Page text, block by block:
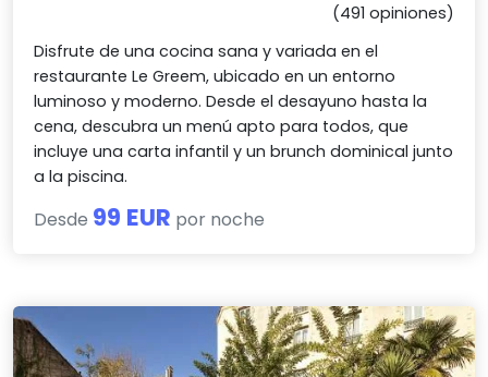
(491 opiniones)
Disfrute de una cocina sana y variada en el
restaurante Le Greem, ubicado en un entorno
luminoso y moderno. Desde el desayuno hasta la
cena, descubra un menú apto para todos, que
incluye una carta infantil y un brunch dominical junto
a la piscina.
Desde 99 EUR por noche